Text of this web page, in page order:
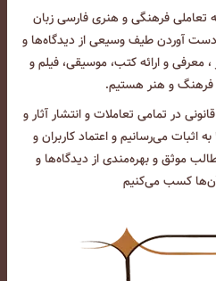
تعاملی فرهنگی و هنری فارسی زبان
آوردن طیف وسیعی از دیدگاه‌ها و
، معرفی و ارائه کتب، موسیقی، فیلم و
فرهنگ و هنر هستیم.
در تمامی تعاملات و انتشار آثار و
اثبات می‌رسانیم و اعتماد کاربران و
موثق و بهره‌مندی از دیدگاه‌ها و
کسب می‌کنیم